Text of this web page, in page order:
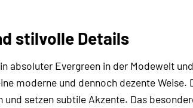
stilvolle Details
absoluter Evergreen in der Modewelt
moderne und dennoch dezente
und setzen subtile Akzente. Das